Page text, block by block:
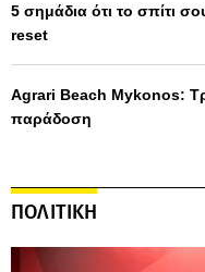
5 σημάδια ότι το σπίτι
reset
Agrari Beach Mykonos:
παράδοση
ΠΟΛΙΤΙΚΗ